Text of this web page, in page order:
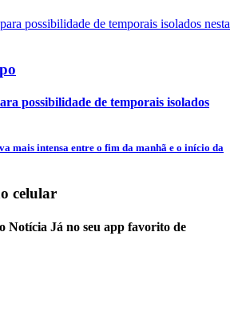
possibilidade de temporais isolados
mais intensa entre o fim da manhã e o início da
celular
Notícia Já no seu app favorito de